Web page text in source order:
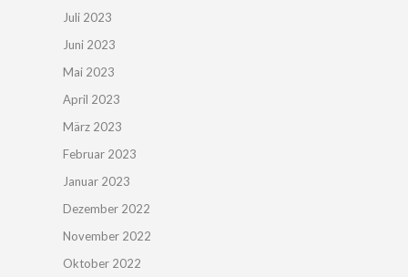
Juli 2023
Juni 2023
Mai 2023
April 2023
März 2023
Februar 2023
Januar 2023
Dezember 2022
November 2022
Oktober 2022